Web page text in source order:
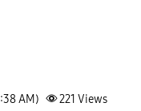
AM) 221 Views